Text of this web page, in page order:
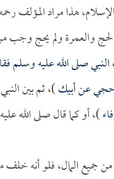
هذا مراد المؤلف
والعمرة ولم يحج وجب
صلى الله عليه وسلم
حجي عن أبيك)، ثم بين
)، أو كما قال صلى الله
جميع المال، فلو أنه